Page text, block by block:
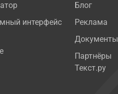
интерфейс
Блог
Реклама
Документы
Партнёры
Текст.ру